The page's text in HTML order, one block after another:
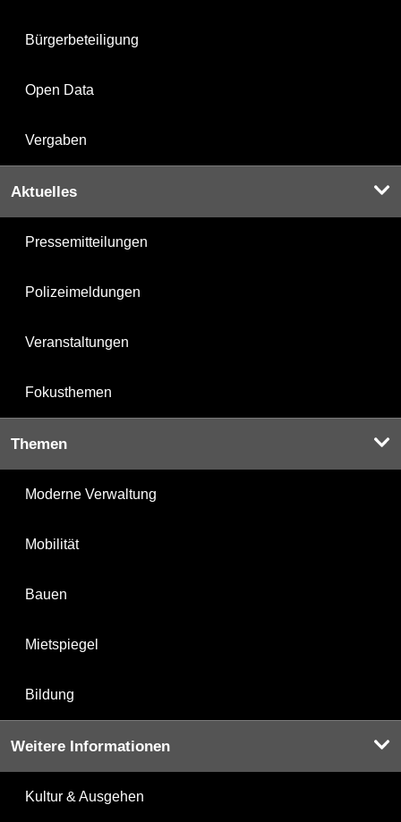
Bürgerbeteiligung
Open Data
Vergaben
Aktuelles
Pressemitteilungen
Polizeimeldungen
Veranstaltungen
Fokusthemen
Themen
Moderne Verwaltung
Mobilität
Bauen
Mietspiegel
Bildung
Weitere Informationen
Kultur & Ausgehen